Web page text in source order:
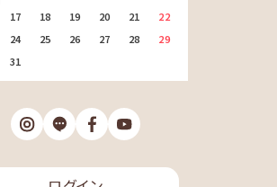
17 18 19 20 21
22
24 25 26 27 28
29
31